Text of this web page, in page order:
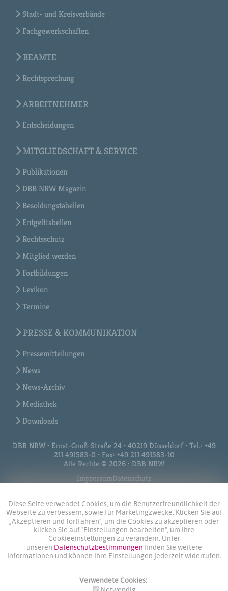
Diese Seite verwendet Cookies, um die Benutzerfreundlichkeit der
Webseite zu verbessern, sowie für Marketingzwecke. Klicken Sie auf
„Akzeptieren und fortfahren", um die Cookies zu akzeptieren oder
klicken Sie auf "Einstellungen bearbeiten", um Ihre
Cookieeinstellungen zu verändern. Unter
unseren Datenschutzbestimmungen finden Sie weitere
Informationen und können Ihre Einstellungen jederzeit widerrufen.
Verwendete Cookies:
Stadt- und Kreisverbände
Fachgewerkschaften
BEAMTE
Rechtsprechung
ARBEITNEHMER
Entscheidungen
MITGLIEDSCHAFT & SERVICE
Publikationen
DBB NRW Magazin
Besoldungstabellen
Entgelttabellen
Rechtsschutz
Mitglied werden
Fortbildungen
Lexikon
Termine
PRESSE & KOMMUNIKATION
Pressemitteilungen
News
News-Archiv
Mediathek
Downloads
DBB NRW • Ernst-Gnoß-Straße 24 • 40219 Düsseldorf • Tel.: +49
211 491583-0 • Fax: +49 211 491583-10
Alle Rechte © 2026 • DBB NRW
ImpressumDatenschutz